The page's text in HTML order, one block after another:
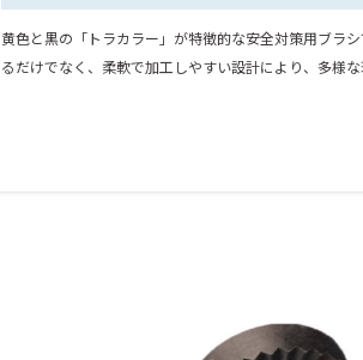
黄色と黒の「トラカラー」が特徴的な安全対策用ブラ
るだけでなく、柔軟で加工しやすい設計により、多様な